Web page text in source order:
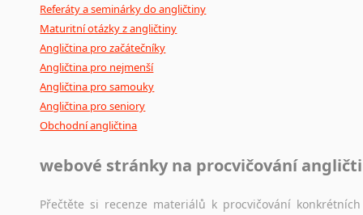
Referáty a seminárky do angličtiny
Maturitní otázky z angličtiny
Angličtina pro začátečníky
Angličtina pro nejmenší
Angličtina pro samouky
Angličtina pro seniory
Obchodní angličtina
webové stránky na procvičování
Přečtěte si recenze materiálů k procvičování